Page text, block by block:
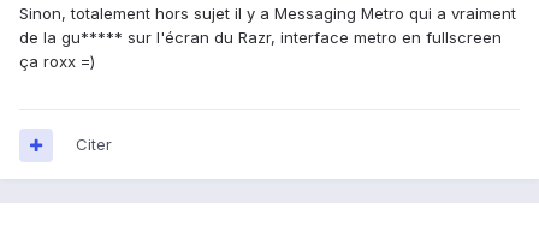
Sinon, totalement hors sujet il y a Messaging Metro qui a vraiment
de la gu***** sur l'écran du Razr, interface metro en fullscreen
ça roxx =)
Citer